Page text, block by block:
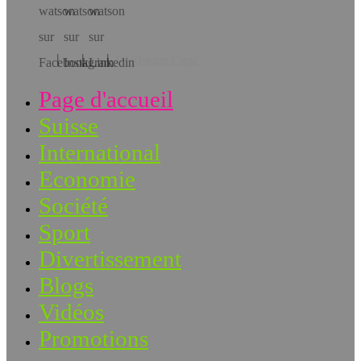
Téléchargez l’app!
Page d'accueil
Suisse
International
Economie
Société
Sport
Divertissement
Blogs
Vidéos
Promotions